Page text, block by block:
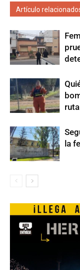
Artículo
la